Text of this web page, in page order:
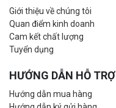
Giới thiệu về chúng tôi
Quan điểm kinh doanh
Cam kết chất lượng
Tuyển dụng
HƯỚNG DẪN HỖ TRỢ
Hướng dẫn mua hàng